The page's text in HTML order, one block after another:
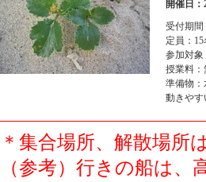
開催日：
受付期
定員：15
参加対象
授業料
準備物：
動きやす
＊集合場所、解散場所
（参考）行きの船は、